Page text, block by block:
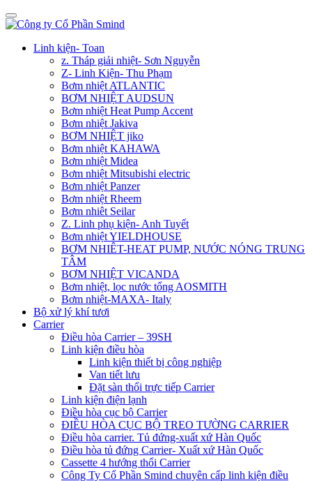
Linh kiện- Toan
z. Tháp giải nhiệt- Sơn Nguyễn
Z- Linh Kiện- Thu Phạm
Bơm nhiệt ATLANTIC
BƠM NHIỆT AUDSUN
Bơm nhiệt Heat Pump Accent
Bơm nhiệt Jakiva
BƠM NHIỆT jiko
Bơm nhiệt KAHAWA
Bơm nhiệt Midea
Bơm nhiệt Mitsubishi electric
Bơm nhiệt Panzer
Bơm nhiệt Rheem
Bơm nhiêt Seilar
Z. Linh phụ kiện- Anh Tuyết
Bơm nhiệt YIELDHOUSE
BƠM NHIÊT-HEAT PUMP, NƯỚC NÓNG TRUNG
TÂM
BƠM NHIỆT VICANDA
Bơm nhiệt, lọc nước tổng AOSMITH
Bơm nhiệt-MAXA- Italy
Bộ xử lý khí tươi
Carrier
Điều hòa Carrier – 39SH
Linh kiện điều hòa
Linh kiện thiết bị công nghiệp
Van tiết lưu
Đặt sàn thổi trực tiếp Carrier
Linh kiện điện lạnh
Điều hòa cục bộ Carrier
ĐIỀU HÒA CỤC BỘ TREO TƯỜNG CARRIER
Điều hòa carrier. Tủ đứng-xuất xứ Hàn Quốc
Điều hòa tủ đứng Carrier- Xuất xứ Hàn Quốc
Cassette 4 hướng thổi Carrier
Công Ty Cổ Phần Smind chuyên cấp linh kiện điều